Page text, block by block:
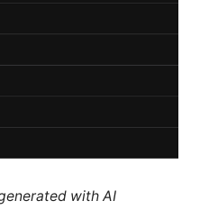
with AI